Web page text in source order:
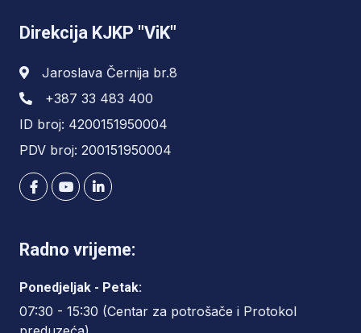
Direkcija KJKP "ViK"
Jaroslava Černija br.8
+387 33 483 400
ID broj: 4200151950004
PDV broj: 200151950004
Radno vrijeme:
Ponedjeljak - Petak:
07:30 - 15:30 (Centar za potrošače i Protokol